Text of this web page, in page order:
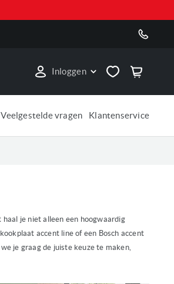
Inloggen
Veelgestelde vragen Klantenservice
haal je niet alleen een hoogwaardig
accent line of een Bosch accent
je graag de juiste keuze te maken,